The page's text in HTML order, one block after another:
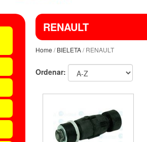
RENAULT
Home /BIELETA/ RENAULT
Ordenar: